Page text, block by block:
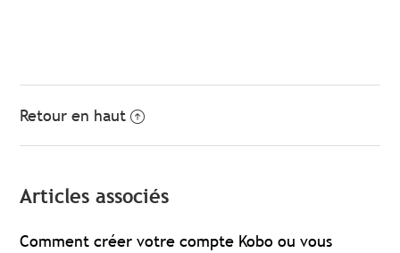
Retour en haut
Articles associés
Comment créer votre compte Kobo ou vous